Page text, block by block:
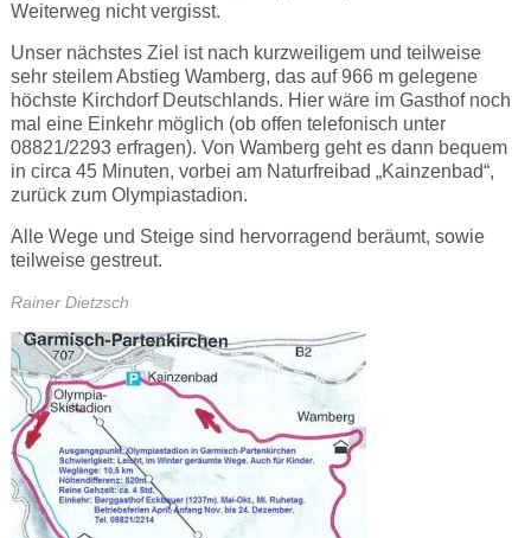
Weiterweg nicht vergisst.
Unser nächstes Ziel ist nach kurzweiligem und teilweise
sehr steilem Abstieg Wamberg, das auf 966 m gelegene
höchste Kirchdorf Deutschlands. Hier wäre im Gasthof noch
mal eine Einkehr möglich (ob offen telefonisch unter
08821/2293 erfragen). Von Wamberg geht es dann bequem
in circa 45 Minuten, vorbei am Naturfreibad „Kainzenbad“,
zurück zum Olympiastadion.
Alle Wege und Steige sind hervorragend beräumt, sowie
teilweise gestreut.
Rainer Dietzsch